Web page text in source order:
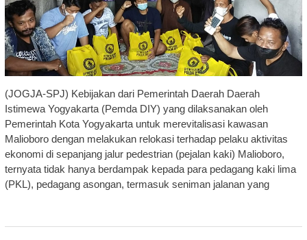
(JOGJA-SPJ) Kebijakan dari Pemerintah Daerah Daerah
Istimewa Yogyakarta (Pemda DIY) yang dilaksanakan oleh
Pemerintah Kota Yogyakarta untuk merevitalisasi kawasan
Malioboro dengan melakukan relokasi terhadap pelaku aktivitas
ekonomi di sepanjang jalur pedestrian (pejalan kaki) Malioboro,
ternyata tidak hanya berdampak kepada para pedagang kaki lima
(PKL), pedagang asongan, termasuk seniman jalanan yang